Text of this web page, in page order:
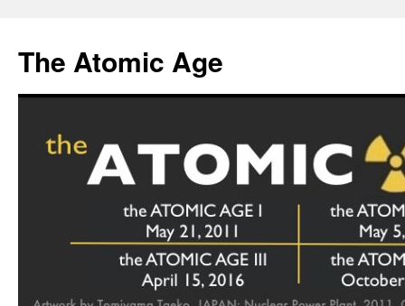
content
The Atomic Age